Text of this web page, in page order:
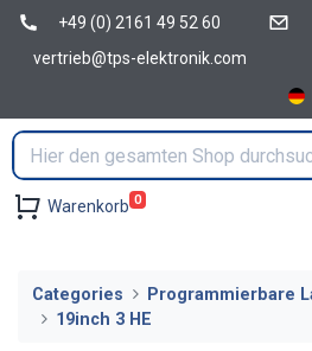
+49 (0) 2161 49 52 60
vertrieb@tps-elektronik.com
Warenkorb 0
Categories
Programmierbare
19inch 3 HE